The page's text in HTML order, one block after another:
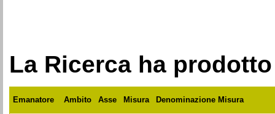
La Ricerca ha
Emanatore Ambito Asse Misura Denominazione Misura